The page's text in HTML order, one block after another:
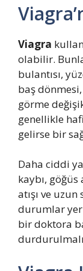
Viagra
olabilir.
bulantısı,
baş
görme
genellikle
gelirse bir
Daha ciddi
kaybı, göğüs
atışı ve
durumlar
bir doktora